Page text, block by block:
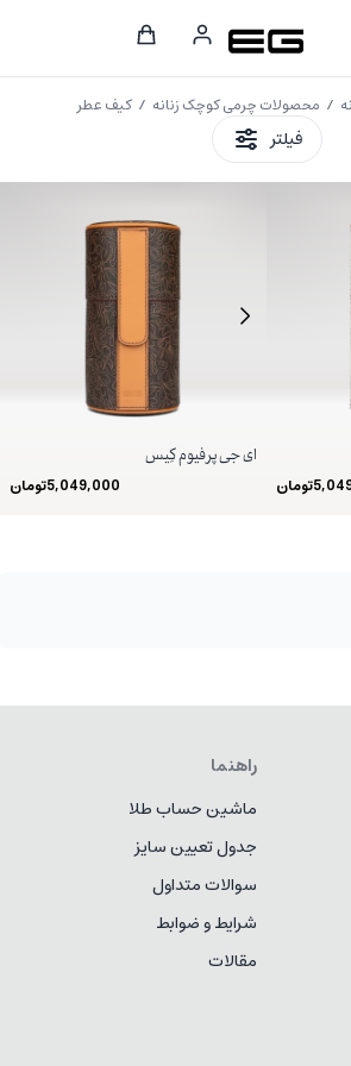
/ محصولات چرمی کوچک زنانه / کیف عطر
فیلتر
تومان
ای جی پرفیوم کِیس
5,049,000تومان
راهنما
ماشین حساب طلا
جدول تعیین سایز
سوالات متداول
شرایط و ضوابط
مقالات